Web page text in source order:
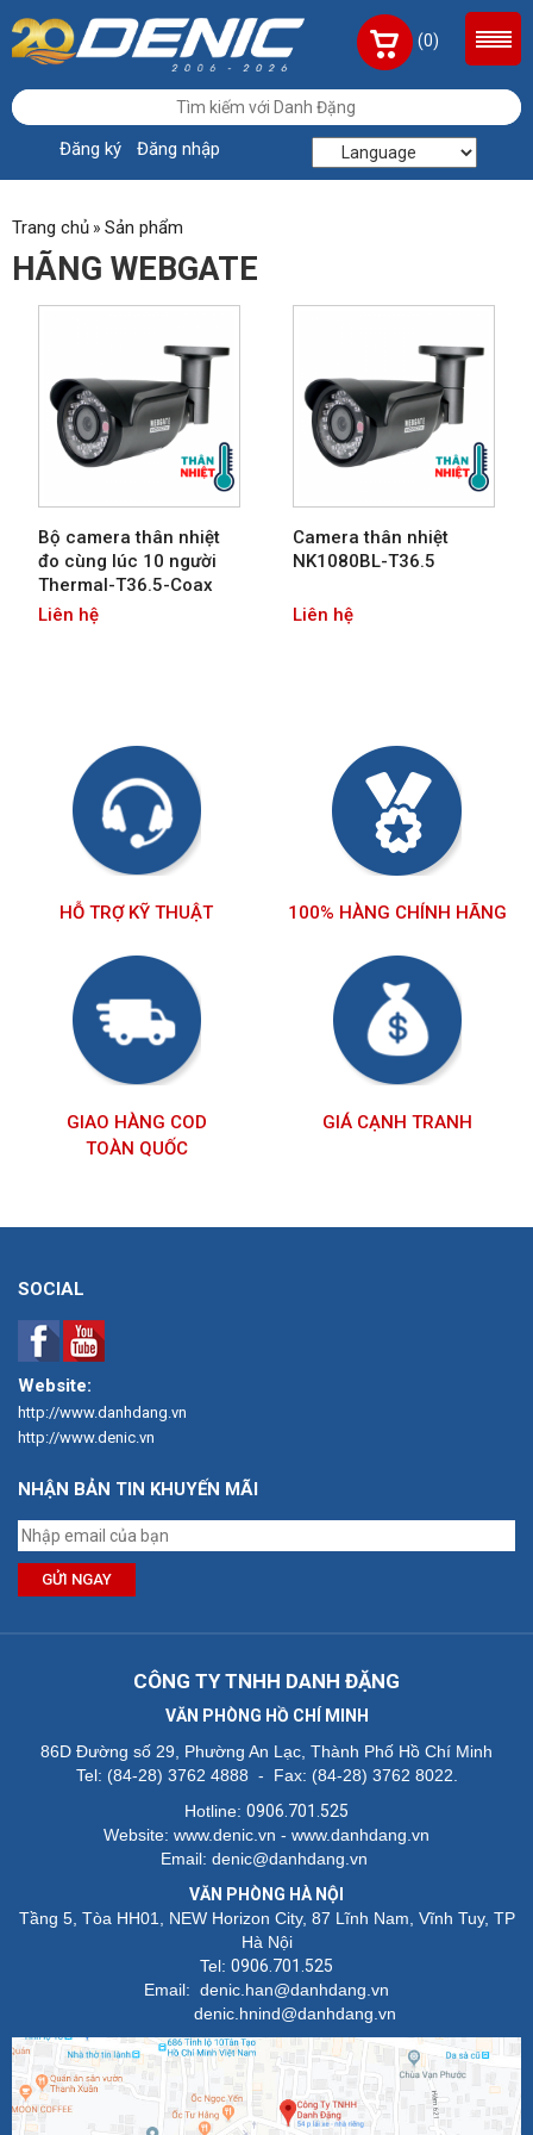
(0)
Đăng ký Đăng nhập
Trang chủ » Sản phẩm
HÃNG WEBGATE
Bộ camera thân nhiệt
đo cùng lúc 10 người
Thermal-T36.5-Coax
Liên hệ
Camera thân nhiệt
NK1080BL-T36.5
Liên hệ
HỖ TRỢ KỸ THUẬT 100% HÀNG CHÍNH HÃNG
GIAO HÀNG COD
TOÀN QUỐC
GIÁ CẠNH TRANH
SOCIAL
Website:
http://www.danhdang.vn
http://www.denic.vn
NHẬN BẢN TIN KHUYẾN MÃI
GỬI NGAY
CÔNG TY TNHH DANH ĐẶNG
VĂN PHÒNG HỒ CHÍ MINH
86D Đường số 29, Phường An Lạc, Thành Phố Hồ Chí Minh
Tel: (84-28) 3762 4888 - Fax: (84-28) 3762 8022.
Hotline: 0906.701.525
Website: www.denic.vn - www.danhdang.vn
Email: denic@danhdang.vn
VĂN PHÒNG HÀ NỘI
Tầng 5, Tòa HH01, NEW Horizon City, 87 Lĩnh Nam, Vĩnh Tuy, TP
Hà Nội
Tel: 0906.701.525
Email: denic.han@danhdang.vn
denic.hnind@danhdang.vn